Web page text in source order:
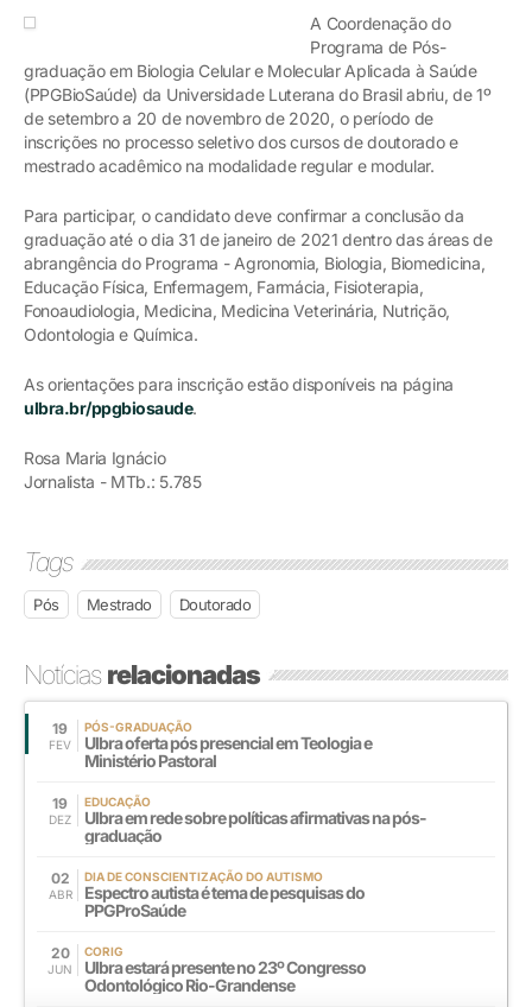
A Coordenação do
Programa de Pós-
graduação em Biologia Celular e Molecular Aplicada à Saúde
(PPGBioSaúde) da Universidade Luterana do Brasil abriu, de 1º
de setembro a 20 de novembro de 2020, o período de
inscrições no processo seletivo dos cursos de doutorado e
mestrado acadêmico na modalidade regular e modular.
Para participar, o candidato deve confirmar a conclusão da
graduação até o dia 31 de janeiro de 2021 dentro das áreas de
abrangência do Programa - Agronomia, Biologia, Biomedicina,
Educação Física, Enfermagem, Farmácia, Fisioterapia,
Fonoaudiologia, Medicina, Medicina Veterinária, Nutrição,
Odontologia e Química.
As orientações para inscrição estão disponíveis na página
ulbra.br/ppgbiosaude.
Rosa Maria Ignácio
Jornalista - MTb.: 5.785
Tags
Pós Mestrado Doutorado
Notíciasrelacionadas
19
FEV
PÓS-GRADUAÇÃO
Ulbra oferta pós presencial em Teologia e
Ministério Pastoral
19
DEZ
EDUCAÇÃO
Ulbra em rede sobre políticas afirmativas na pós-
graduação
02
ABR
DIA DE CONSCIENTIZAÇÃO DO AUTISMO
Espectro autista é tema de pesquisas do
PPGProSaúde
20
JUN
CORIG
Ulbra estará presente no 23º Congresso
Odontológico Rio-Grandense